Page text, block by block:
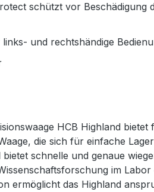
schützt vor Beschädigung
und rechtshändige
HCB Highland
die sich für einfache
schnelle und genaue
im
ermöglicht das Highland